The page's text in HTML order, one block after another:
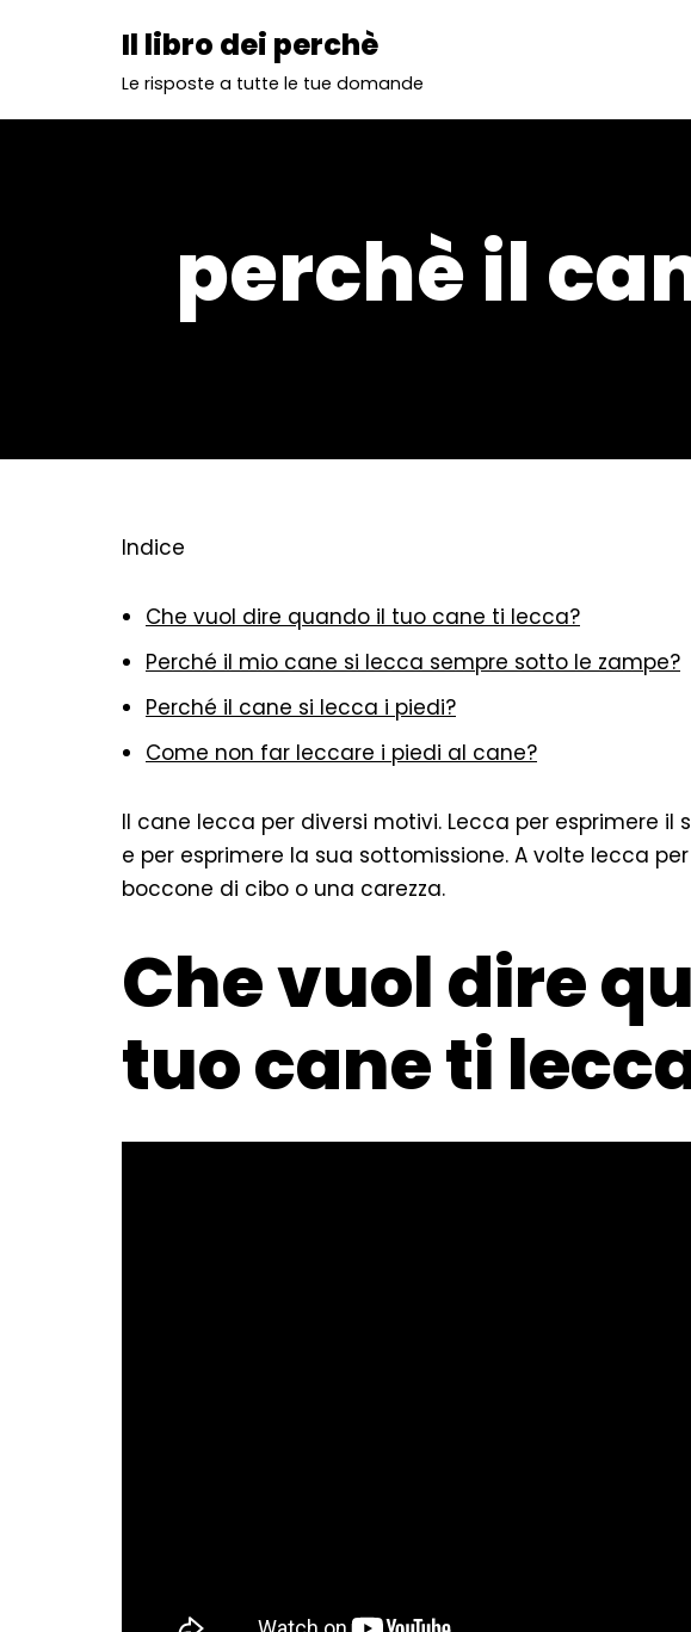
Il libro dei perchè
Le risposte a tutte le tue domande
perchè il
Indice
Che vuol dire quando il tuo cane ti lecca?
Perché il mio cane si lecca sempre sotto le zampe?
Perché il cane si lecca i piedi?
Come non far leccare i piedi al cane?
Il cane lecca per diversi motivi. Lecca per esprimere il
e per esprimere la sua sottomissione. A volte lecca
boccone di cibo o una carezza.
Che vuol dire
tuo cane ti